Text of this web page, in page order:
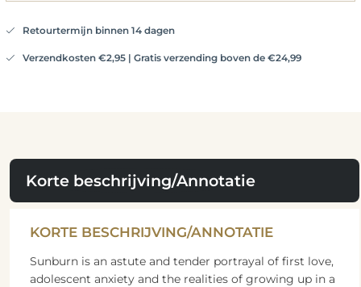
Retourtermijn binnen 14 dagen
Verzendkosten €2,95 | Gratis verzending boven de €24,99
Korte beschrijving/Annotatie
KORTE BESCHRIJVING/ANNOTATIE
Sunburn is an astute and tender portrayal of first love,
adolescent anxiety and the realities of growing up in a